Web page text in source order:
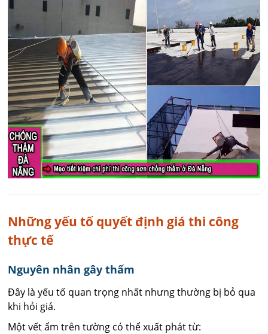
Những yếu tố quyết định giá thi công
thực tế
Nguyên nhân gây thấm
Đây là yếu tố quan trọng nhất nhưng thường bị bỏ qua
khi hỏi giá.
Một vết ẩm trên tường có thể xuất phát từ: